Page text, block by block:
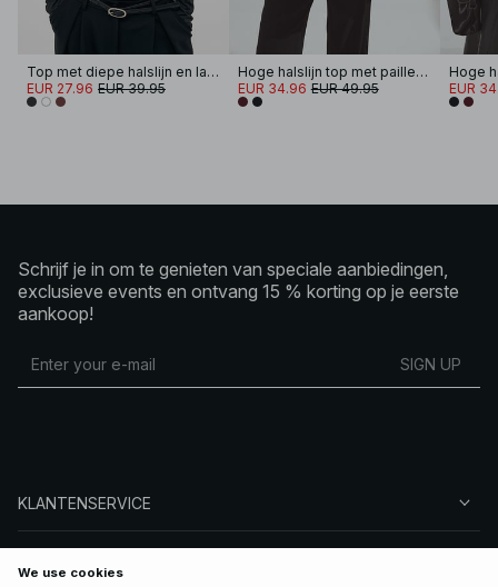
Top met diepe halslijn en lange mouwen
EUR 27.96 EUR 39.95
Hoge halslijn top met pailletten
EUR 34.96 EUR 49.95 EUR
Schrijf je in om te genieten van speciale aanbiedingen,
exclusieve events en ontvang 15 % korting op je eerste
aankoop!
SIGN UP
KLANTENSERVICE